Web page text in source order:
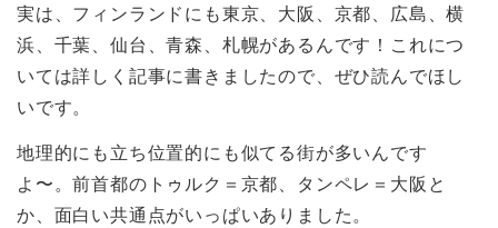
実は、フィンランドにも東京、大阪、京都、広島、横
浜、千葉、仙台、青森、札幌があるんです！これにつ
いては詳しく記事に書きましたので、ぜひ読んでほし
いです。
地理的にも立ち位置的にも似てる街が多いんです
よ〜。前首都のトゥルク＝京都、タンペレ＝大阪と
か、面白い共通点がいっぱいありました。